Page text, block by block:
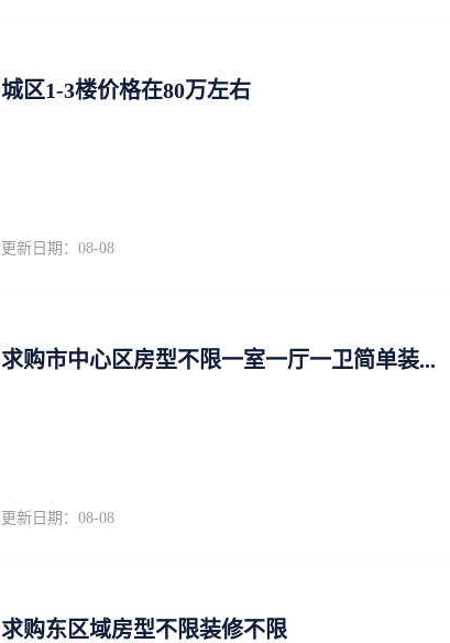
城区1-3楼价格在80万左右
更新日期：08-08
求购市中心区房型不限一室一厅一卫简单装...
更新日期：08-08
求购东区域房型不限装修不限